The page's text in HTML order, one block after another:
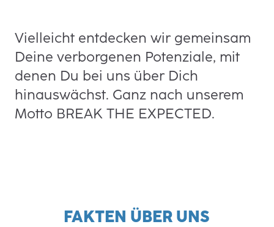
Vielleicht entdecken wir gemeinsam
Deine verborgenen Potenziale, mit
denen Du bei uns über Dich
hinauswächst. Ganz nach unserem
Motto BREAK THE EXPECTED.
FAKTEN ÜBER UNS